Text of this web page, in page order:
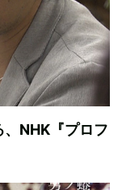
NHK『プロフ